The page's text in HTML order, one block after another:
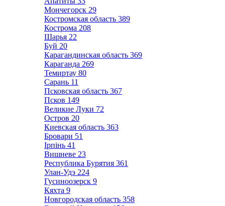
Мончегорск 29
Костромская область 389
Кострома 208
Шарья 22
Буй 20
Карагандинская область 369
Караганда 269
Темиртау 80
Сарань 11
Псковская область 367
Псков 149
Великие Луки 72
Остров 20
Киевская область 363
Бровари 51
Ірпінь 41
Вишневе 23
Республика Бурятия 361
Улан-Удэ 224
Гусиноозерск 9
Кяхта 9
Новгородская область 358